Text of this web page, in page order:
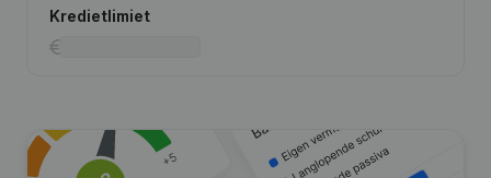
Kredietlimiet